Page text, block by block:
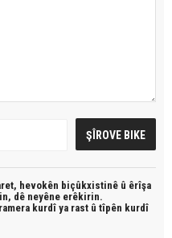
hevokên biçûkxistinê û êrîşa
dê neyêne erêkirin.
kurdî ya rast û tîpên kurdî